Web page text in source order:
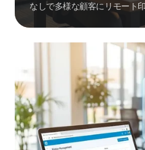
なしで多様な顧客にリモート